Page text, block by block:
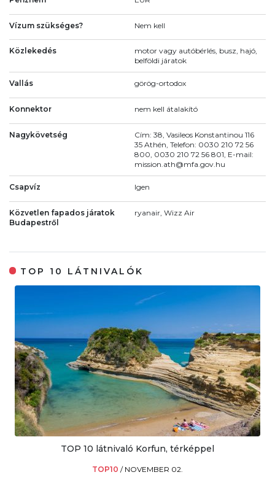
Vízum szükséges? Nem kell
Közlekedés
motor vagy autóbérlés, busz, hajó,
belföldi járatok
Vallás görög-ortodox
Konnektor nem kell átalakító
Nagykövetség
Cím: 38, Vasileos Konstantinou 116
35 Athén, Telefon: 0030 210 72 56
800, 0030 210 72 56 801, E-mail:
mission.ath@mfa.gov.hu
Csapvíz Igen
Közvetlen fapados járatok
Budapestről
ryanair, Wizz Air
TOP 10 LÁTNIVALÓK
TOP 10 látnivaló Korfun, térképpel
TOP10 / NOVEMBER 02.